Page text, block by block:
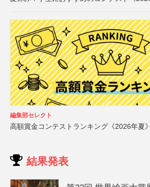
編集部セレクト
高額賞金コンテストランキング《2026年夏》
結果発表